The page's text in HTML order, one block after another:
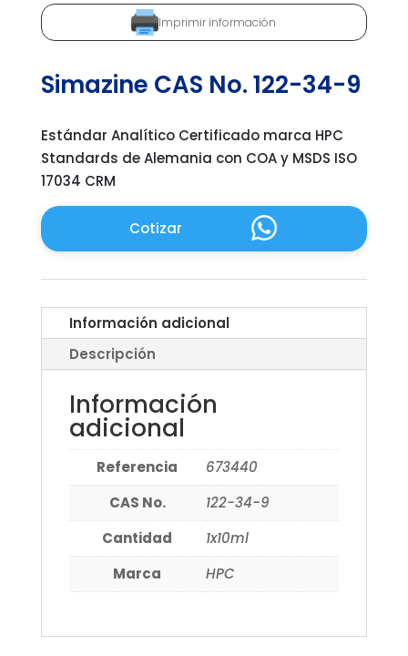
Imprimir información
Simazine CAS No. 122-34-9
Estándar Analítico Certificado marca HPC
Standards de Alemania con COA y MSDS ISO
17034 CRM
Cotizar
Información adicional
Descripción
Información
adicional
Referencia
673440
CAS No.
122-34-9
Cantidad
1x10ml
Marca
HPC